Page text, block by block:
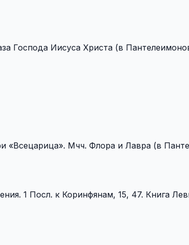
Господа Иисуса Христа (в
«Всецарица». Мчч. Флора и Лавра (в
1 Посл. к Коринфянам, 15, 47. Книга